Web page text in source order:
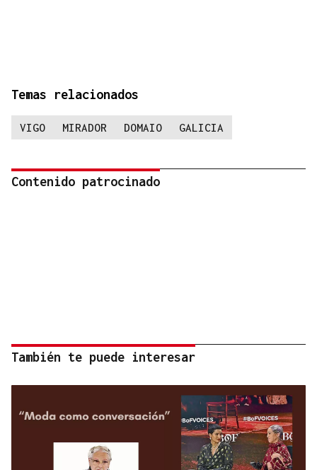
Temas relacionados
VIGO MIRADOR DOMAIO GALICIA
Contenido patrocinado
También te puede interesar